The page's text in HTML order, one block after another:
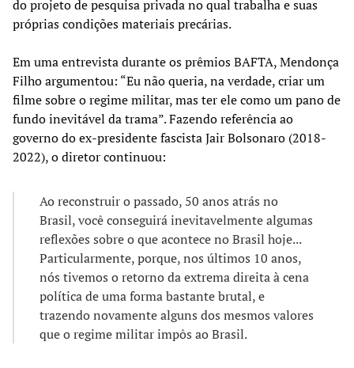
do projeto de pesquisa privada no qual trabalha e suas
próprias condições materiais precárias.
Em uma entrevista durante os prêmios BAFTA, Mendonça
Filho argumentou: “Eu não queria, na verdade, criar um
filme sobre o regime militar, mas ter ele como um pano de
fundo inevitável da trama”. Fazendo referência ao
governo do ex-presidente fascista Jair Bolsonaro (2018-
2022), o diretor continuou:
Ao reconstruir o passado, 50 anos atrás no
Brasil, você conseguirá inevitavelmente algumas
reflexões sobre o que acontece no Brasil hoje...
Particularmente, porque, nos últimos 10 anos,
nós tivemos o retorno da extrema direita à cena
política de uma forma bastante brutal, e
trazendo novamente alguns dos mesmos valores
que o regime militar impôs ao Brasil.